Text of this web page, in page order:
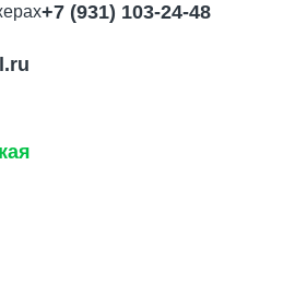
+7 (931) 103-24-48